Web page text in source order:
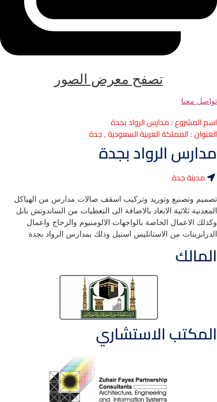
تصفح معرض الصور
تواصل معنا
اسم المشروع : مدارس الرواد بجدة
العنوان : المملكة العربية السعودية , جدة
مدارس الرواد بجدة
مدينة جدة
تصميم وتصنيع وتوريد وتركيب اسقف صالات مدارس من الهياكل
المعدنية ثلاثية الابعاد بالاضافة الى التغطيات من الساندوتش بانل
وكذلك الاعمال الخاصة بالواجهات الالومنيوم والزجاج واعمال
الدرابزينات من الاستانليس استيل وذلك بمدارس الرواد بجدة
المالك
المكتب الاستشاري